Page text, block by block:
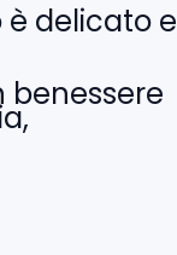
è delicato e
benessere